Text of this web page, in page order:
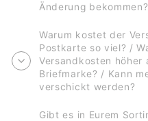
Änderung bekommen?
Warum kostet der
Postkarte so viel? /
Versandkosten höher
Briefmarke? / Kann
verschickt werden?
Gibt es in Eurem